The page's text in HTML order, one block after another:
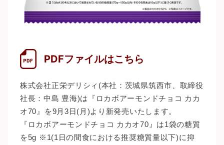
PDFファイルはこちら
株式会社正栄デリシィ(本社：茨城県筑西市、取締役
社長：中島 豊海)は『ロカボアーモンドチョコ カカ
オ70』を9月3日(月)より新発売いたします。
『ロカボアーモンドチョコ カカオ70』は1袋の糖質
を5g ※1(1日の間食における推奨糖質量以下)に抑